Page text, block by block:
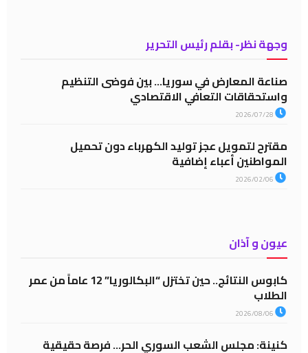
وجهة نظر- بقلم رئيس التحرير
صناعة المعارض في سوريا… بين فوضى التنظيم
واستحقاقات التعافي الاقتصادي
مقترح لتمويل عجز توليد الكهرباء دون تحميل
المواطنين أعباء إضافية
عيون و آذان
كابوس النتائج.. حين تختزل “البكالوريا” 12 عاماً من عمر
الطلاب
كنينة: مجلس الشعب السوري الحر… فرصة حقيقية